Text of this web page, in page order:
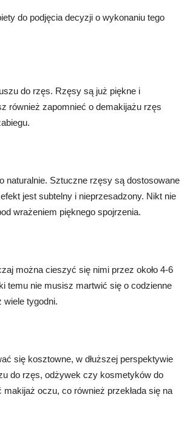
do podjęcia decyzji o wykonaniu tego
do rzęs. Rzęsy są już piękne i
również zapomnieć o demakijażu rzęs
naturalnie. Sztuczne rzęsy są dostosowane
jest subtelny i nieprzesadzony. Nikt nie
wrażeniem pięknego spojrzenia.
można cieszyć się nimi przez około 4-6
temu nie musisz martwić się o codzienne
tygodni.
się kosztowne, w dłuższej perspektywie
do rzęs, odżywek czy kosmetyków do
oczu, co również przekłada się na